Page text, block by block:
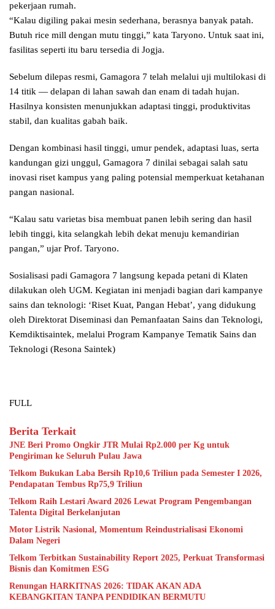
pekerjaan rumah.
“Kalau digiling pakai mesin sederhana, berasnya banyak patah.
Butuh rice mill dengan mutu tinggi,” kata Taryono. Untuk saat ini,
fasilitas seperti itu baru tersedia di Jogja.
Sebelum dilepas resmi, Gamagora 7 telah melalui uji multilokasi di
14 titik — delapan di lahan sawah dan enam di tadah hujan.
Hasilnya konsisten menunjukkan adaptasi tinggi, produktivitas
stabil, dan kualitas gabah baik.
Dengan kombinasi hasil tinggi, umur pendek, adaptasi luas, serta
kandungan gizi unggul, Gamagora 7 dinilai sebagai salah satu
inovasi riset kampus yang paling potensial memperkuat ketahanan
pangan nasional.
“Kalau satu varietas bisa membuat panen lebih sering dan hasil
lebih tinggi, kita selangkah lebih dekat menuju kemandirian
pangan,” ujar Prof. Taryono.
Sosialisasi padi Gamagora 7 langsung kepada petani di Klaten
dilakukan oleh UGM. Kegiatan ini menjadi bagian dari kampanye
sains dan teknologi: ‘Riset Kuat, Pangan Hebat’, yang didukung
oleh Direktorat Diseminasi dan Pemanfaatan Sains dan Teknologi,
Kemdiktisaintek, melalui Program Kampanye Tematik Sains dan
Teknologi (Resona Saintek)
FULL
Berita Terkait
JNE Beri Promo Ongkir JTR Mulai Rp2.000 per Kg untuk
Pengiriman ke Seluruh Pulau Jawa
Telkom Bukukan Laba Bersih Rp10,6 Triliun pada Semester I 2026,
Pendapatan Tembus Rp75,9 Triliun
Telkom Raih Lestari Award 2026 Lewat Program Pengembangan
Talenta Digital Berkelanjutan
Motor Listrik Nasional, Momentum Reindustrialisasi Ekonomi
Dalam Negeri
Telkom Terbitkan Sustainability Report 2025, Perkuat Transformasi
Bisnis dan Komitmen ESG
Renungan HARKITNAS 2026: TIDAK AKAN ADA
KEBANGKITAN TANPA PENDIDIKAN BERMUTU